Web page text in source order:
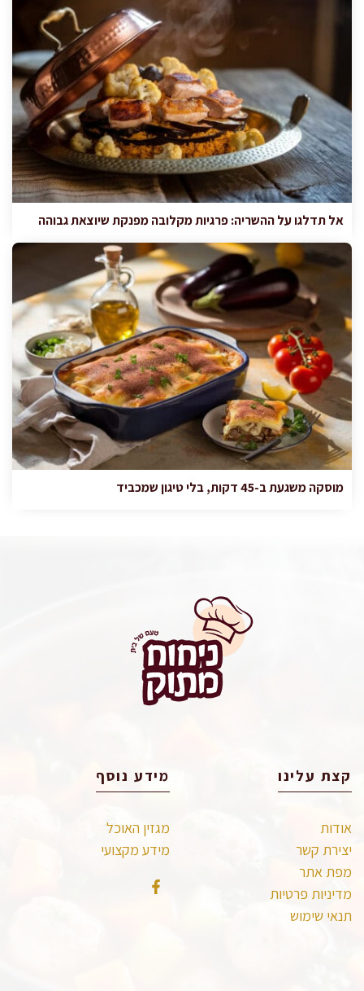
אל תדלגו על ההשריה: פרגיות מקלובה מפנקת שיוצאת גבוהה
מוסקה משגעת ב-45 דקות, בלי טיגון שמכביד
קצת עלינו
אודות
יצירת קשר
מפת אתר
מדיניות פרטיות
תנאי שימוש
מידע נוסף
מגזין האוכל
מידע מקצועי